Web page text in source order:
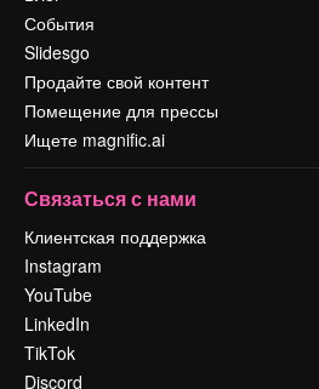
События
Slidesgo
Продайте свой контент
Помещение для прессы
Ищете magnific.ai
Связаться с нами
Клиентская поддержка
Instagram
YouTube
LinkedIn
TikTok
Discord